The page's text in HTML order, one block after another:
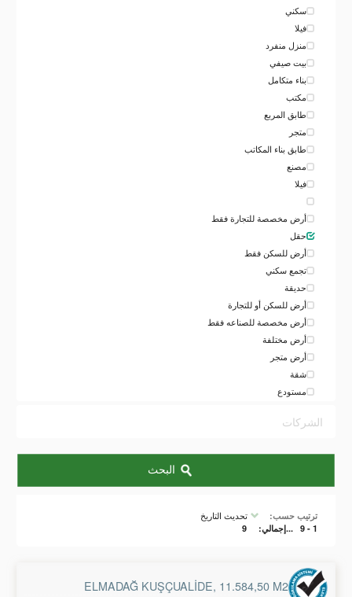
سكني
فيلا
منزل منفرد
بيت صيفي
بناء متكامل
مكتب
طابق المربع
متجر
طابق بناء المكاتب
مصنع
فيلا
أرض مخصصة للتجارة فقط
حقل
أرض للسكن فقط
تجمع سكني
حديقة
أرض للسكن أو للتجارة
أرض مخصصة للصناعه فقط
أرض مختلفة
أرض متجر
شقة
مستودع
الشركات
البحث
ترتيب حسب: تحديث التاريخ
1 - 9 ...إجمالي: 9
ELMADAĞ KUŞÇUALIDE, 11.584,50 M2 TARLA